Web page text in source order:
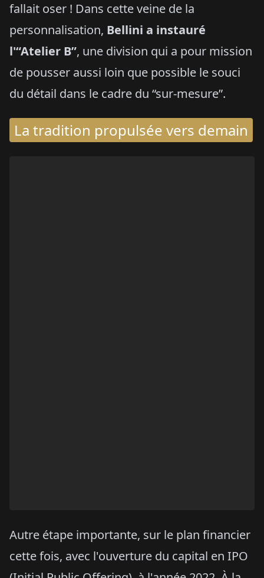
fallait oser ! Dans cette veine de la
personnalisation, Bellini a instauré
l'“Atelier B”, une division qui a pour mission
de pousser aussi loin que possible le souci
du détail dans le cadre du “sur-mesure”.
La tradition propulsée vers demain
Autre étape importante, sur le plan financier
cette fois, avec l'ouverture du capital en IPO